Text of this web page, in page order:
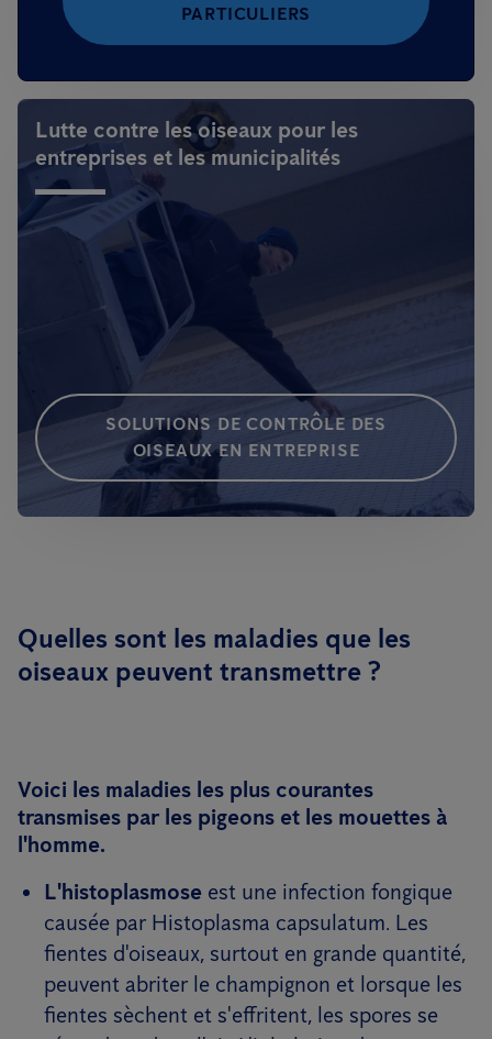
PARTICULIERS
Lutte contre les oiseaux pour les
entreprises et les municipalités
SOLUTIONS DE CONTRÔLE DES
OISEAUX EN ENTREPRISE
Quelles sont les maladies que les
oiseaux peuvent transmettre ?
Voici les maladies les plus courantes
transmises par les pigeons et les mouettes à
l'homme.
L'histoplasmose est une infection fongique
causée par Histoplasma capsulatum. Les
fientes d'oiseaux, surtout en grande quantité,
peuvent abriter le champignon et lorsque les
fientes sèchent et s'effritent, les spores se